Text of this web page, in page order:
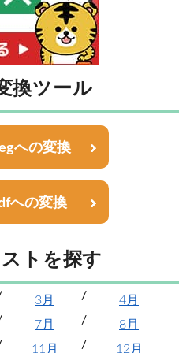
換ツール
への変換
への変換
トを探す
3月
4月
7月
8月
11月
12月